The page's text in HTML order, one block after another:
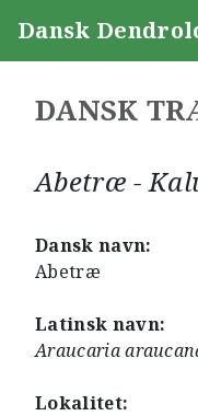
Dansk
DANSK
Abetræ -
Dansk navn:
Abetræ
Latinsk navn:
Araucaria
Lokalitet: